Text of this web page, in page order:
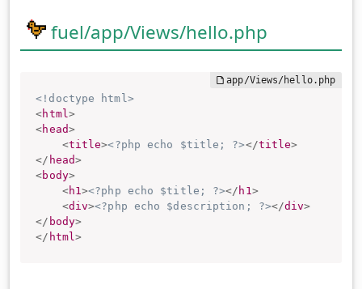
fuel/app/Views/hello.php
<!doctype html>
<html>
<head>
<title><?php echo $title; ?></title>
</ head>
<body>
<h1><?php echo $title; ?></ h1>
<div><?php echo $description; ?></div>
</ body>
</ html>